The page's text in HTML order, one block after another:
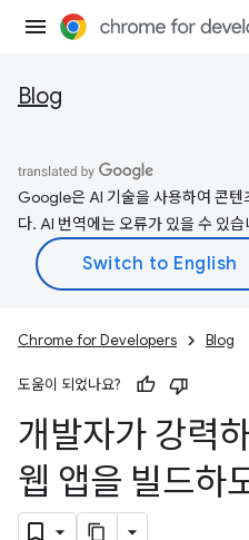
Blog
Google은 AI 기술을 사용하여 콘텐
다. AI 번역에는 오류가 있을 수 있습
Chrome for Developers Blog
도움이 되었나요?
개발자가 강력
웹 앱을 빌드하